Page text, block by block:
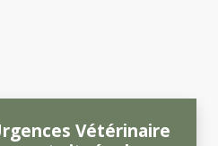
Vétérinaire